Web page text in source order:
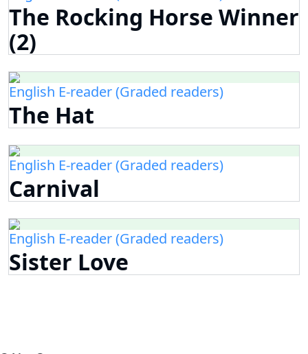
The Rocking Horse Winner
(2)
English E-reader (Graded readers)
The Hat
English E-reader (Graded readers)
Carnival
English E-reader (Graded readers)
Sister Love